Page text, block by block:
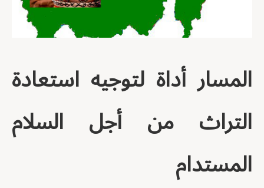
المسار أداة لتوجيه استعادة
التراث من أجل السلام
المستدام